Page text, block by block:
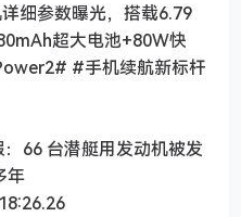
细参数曝光，搭载6.79
超大电池+80W快
#手机续航新标杆
66 台潜艇用发动机被发
年